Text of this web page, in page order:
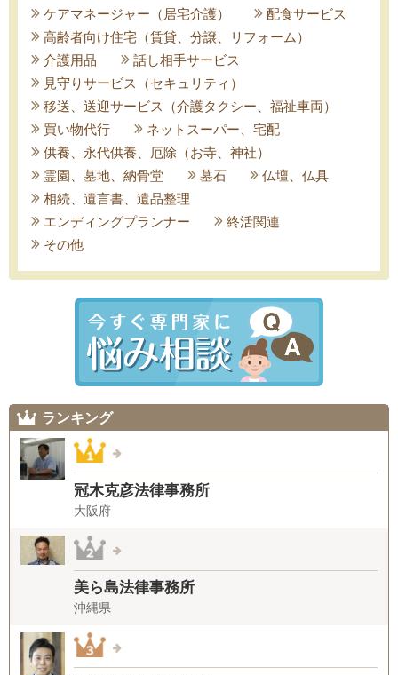
ケアマネージャー（居宅介護）
配食サービス
高齢者向け住宅（賃貸、分譲、リフォーム）
介護用品
話し相手サービス
見守りサービス（セキュリティ）
移送、送迎サービス（介護タクシー、福祉車両）
買い物代行
ネットスーパー、宅配
供養、永代供養、厄除（お寺、神社）
霊園、墓地、納骨堂
墓石
仏壇、仏具
相続、遺言書、遺品整理
エンディングプランナー
終活関連
その他
ランキング
冠木克彦法律事務所
大阪府
美ら島法律事務所
沖縄県